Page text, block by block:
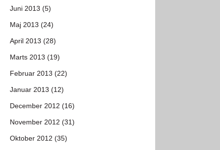
Juni 2013 (5)
Maj 2013 (24)
April 2013 (28)
Marts 2013 (19)
Februar 2013 (22)
Januar 2013 (12)
December 2012 (16)
November 2012 (31)
Oktober 2012 (35)